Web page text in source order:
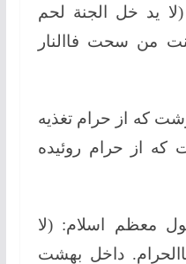
ید خل الجنة لحم
من سحت فاالنار
که از حرام تغذیه
از حرام روئیده
معظم اسلام: (لا
داخل بهشت